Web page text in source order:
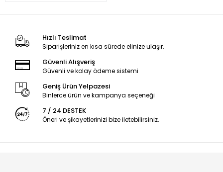
Hızlı Teslimat
Siparişleriniz en kısa sürede elinize ulaşır.
Güvenli Alışveriş
Güvenli ve kolay ödeme sistemi
Geniş Ürün Yelpazesi
Binlerce ürün ve kampanya seçeneği
7 / 24 DESTEK
Öneri ve şikayetlerinizi bize iletebilirsiniz.